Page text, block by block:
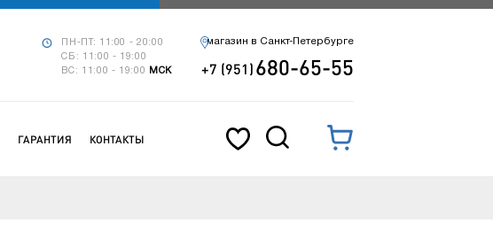
ПН-ПТ: 11:00 - 20:00
СБ: 11:00 - 19:00
ВС: 11:00 - 19:00
МСК
магазин в Санкт-Петербурге
+7 (951)680-65-55
ГАРАНТИЯ КОНТАКТЫ